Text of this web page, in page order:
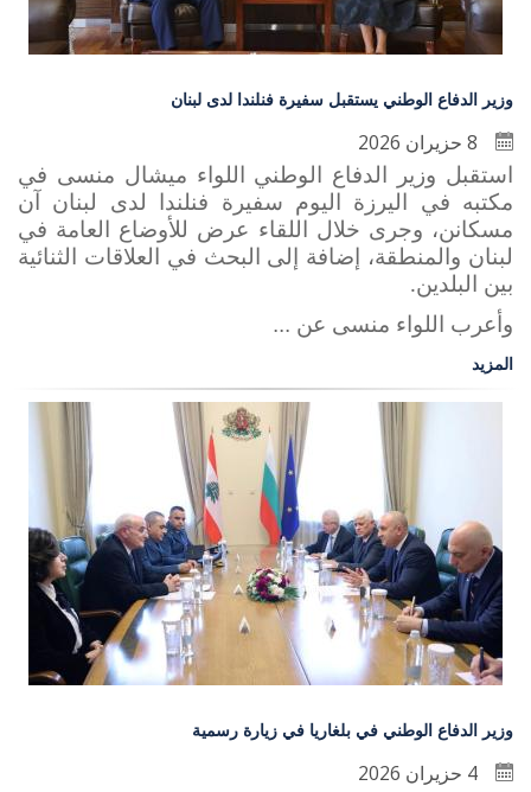
وزير الدفاع الوطني يستقبل سفيرة فنلندا لدى لبنان
استقبل وزير الدفاع الوطني اللواء ميشال منسى في
مكتبه في اليرزة اليوم سفيرة فنلندا لدى لبنان آن
مسكانن، وجرى خلال اللقاء عرض للأوضاع العامة في
لبنان والمنطقة، إضافة إلى البحث في العلاقات الثنائية
بين البلدين.
وأعرب اللواء منسى عن ...
المزيد
وزير الدفاع الوطني في بلغاريا في زيارة رسمية